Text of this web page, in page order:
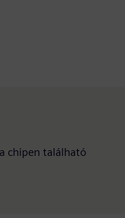
chipen található